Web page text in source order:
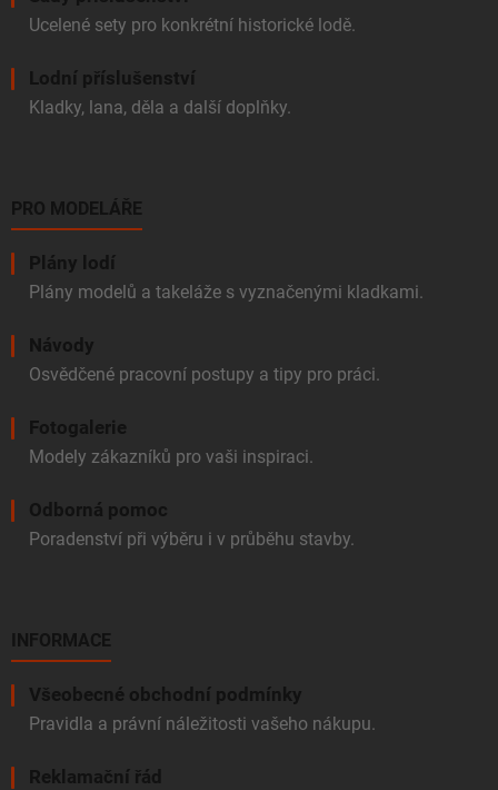
Ucelené sety pro konkrétní historické lodě.
Lodní příslušenství
Kladky, lana, děla a další doplňky.
PRO MODELÁŘE
Plány lodí
Plány modelů a takeláže s vyznačenými kladkami.
Návody
Osvědčené pracovní postupy a tipy pro práci.
Fotogalerie
Modely zákazníků pro vaši inspiraci.
Odborná pomoc
Poradenství při výběru i v průběhu stavby.
INFORMACE
Všeobecné obchodní podmínky
Pravidla a právní náležitosti vašeho nákupu.
Reklamační řád